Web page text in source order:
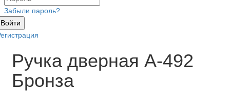
Забыли пароль?
Войти
Ручка дверная A-492
Бронза